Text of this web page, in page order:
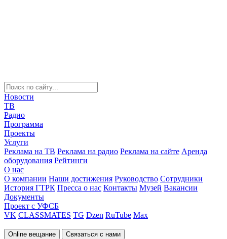
Новости
ТВ
Радио
Программа
Проекты
Услуги
Реклама на ТВ Реклама на радио Реклама на сайте Аренда
оборудования Рейтинги
О нас
О компании Наши достижения Руководство Сотрудники
История ГТРК Пресса о нас Контакты Музей Вакансии
Документы
Проект с УФСБ
VK CLASSMATES TG Dzen RuTube Max
Online вещание Связаться с нами